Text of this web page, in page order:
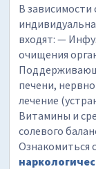
В зависимости
входят: —
очищения
печени,
лечение
Витамины и
солевого
Ознакомиться